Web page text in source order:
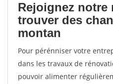
Rejoignez notre
trouver des
montan
Pour pérénniser votre
dans les travaux de
pouvoir alimenter